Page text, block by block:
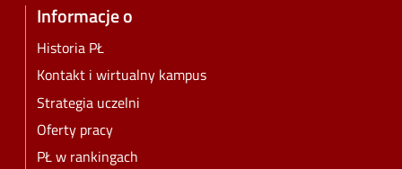
Informacje o
Historia PŁ
Kontakt i wirtualny kampus
Strategia uczelni
Oferty pracy
PŁ w rankingach